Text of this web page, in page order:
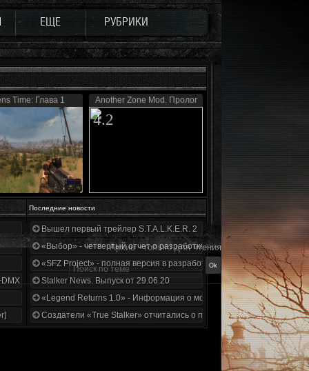
ЕЩЕ РУБРИКИ
Time: Глава 1 Another Zone Mod. Пролог
4.2
Последние новости
1.3.5.ООП.МА.К.
Вышел первый трейлер S.T.A.L.K.E.R. 2
«Выбор» - четвертый отчет о разработке!
«SFZ Project» - полная версия в разработке!
Stalker News. Выпуск от 29.06.20
«Legend Returns 1.0» - Информация о моде за июнь 2020
Создатели «True Stalker» отчитались о проделанной работе
Архив - только для чтения